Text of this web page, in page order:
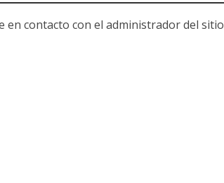
en contacto con el administrador del sitio